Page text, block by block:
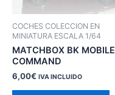
COCHES COLECCION EN
MINIATURA ESCALA 1/64
MATCHBOX BK MOBILE
COMMAND
6,00€ IVA INCLUIDO